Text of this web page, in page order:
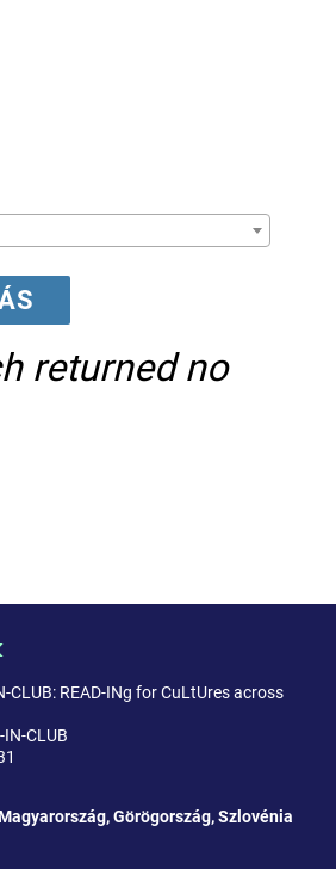
returned no
CLUB: READ-INg for CuLtUres across
CLUB
Görögország, Szlovénia